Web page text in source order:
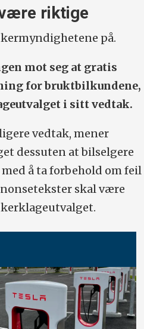
riktige
på.
mot seg at gratis
for bruktbilkundene,
i sitt vedtak.
vedtak, mener
dessuten at bilselgere
å ta forbehold om feil
skal være